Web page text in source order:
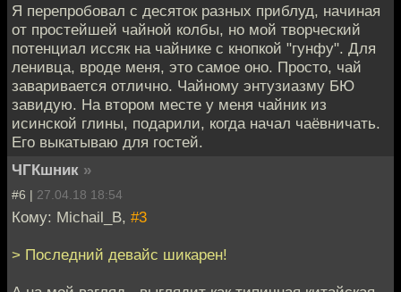
Я перепробовал с десяток разных приблуд, начиная
от простейшей чайной колбы, но мой творческий
потенциал иссяк на чайнике с кнопкой "гунфу". Для
ленивца, вроде меня, это самое оно. Просто, чай
заваривается отлично. Чайному энтузиазму БЮ
завидую. На втором месте у меня чайник из
исинской глины, подарили, когда начал чаёвничать.
Его выкатываю для гостей.
ЧГКшник »
#6 | 27.04.18 18:54
Кому: Michail_B, #3
> Последний девайс шикарен!